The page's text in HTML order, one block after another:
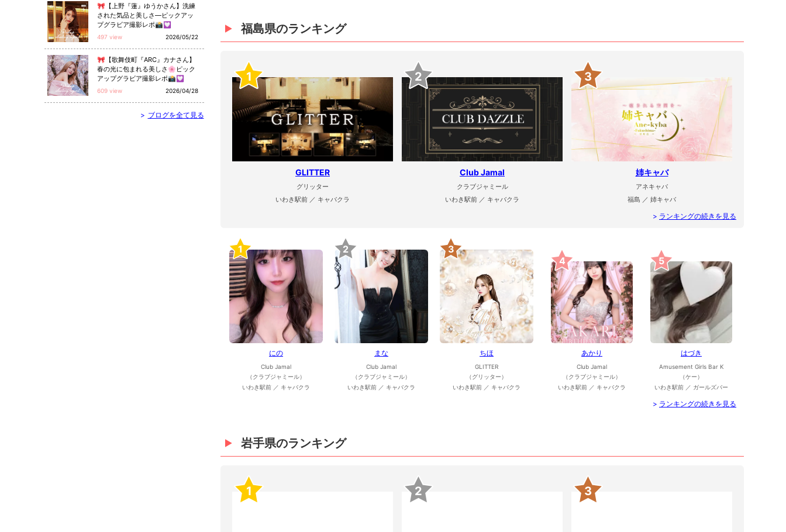
福島県のランキング
1
GLITTER
グリッター
いわき駅前 ／ キャバクラ
2
Club Jamal
クラブジャミール
いわき駅前 ／ キャバクラ
3
姉キャバ
アネキャバ
福島 ／ 姉キャバ
> ランキングの続きを見る
1
にの
Club Jamal
（クラブジャミール）
いわき駅前 ／ キャバクラ
2
まな
Club Jamal
（クラブジャミール）
いわき駅前 ／ キャバクラ
3
ちほ
GLITTER
（グリッター）
いわき駅前 ／ キャバクラ
4
あかり
Club Jamal
（クラブジャミール）
いわき駅前 ／ キャバクラ
5
はづき
Amusement Girls Bar K
（ケー）
いわき駅前 ／ ガールズバー
> ランキングの続きを見る
岩手県のランキング
1 2 3
🎀【上野『蓮』ゆうかさん】洗練
された気品と美しさ—ピックアッ
プグラビア撮影レポ📸💟
497 view 2026/05/22
🎀【歌舞伎町『ARC』カナさん】
春の光に包まれる美しさ🌸ピック
アップグラビア撮影レポ📸💟
609 view 2026/04/28
> ブログを全て見る